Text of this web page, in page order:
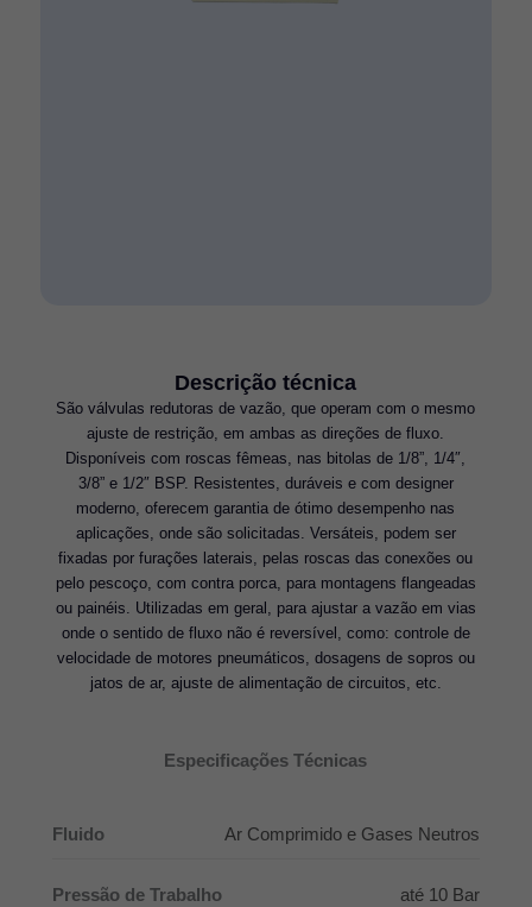
Descrição técnica
São válvulas redutoras de vazão, que operam com o mesmo
ajuste de restrição, em ambas as direções de fluxo.
Disponíveis com roscas fêmeas, nas bitolas de 1/8”, 1/4″,
3/8” e 1/2″ BSP. Resistentes, duráveis e com designer
moderno, oferecem garantia de ótimo desempenho nas
aplicações, onde são solicitadas. Versáteis, podem ser
fixadas por furações laterais, pelas roscas das conexões ou
pelo pescoço, com contra porca, para montagens flangeadas
ou painéis. Utilizadas em geral, para ajustar a vazão em vias
onde o sentido de fluxo não é reversível, como: controle de
velocidade de motores pneumáticos, dosagens de sopros ou
jatos de ar, ajuste de alimentação de circuitos, etc.
Especificações Técnicas
Fluido Ar Comprimido e Gases Neutros
Pressão de Trabalho até 10 Bar